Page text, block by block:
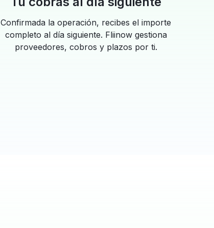
Confirmada la operación, recibes el importe
completo al día siguiente. Fliinow gestiona
proveedores, cobros y plazos por ti.